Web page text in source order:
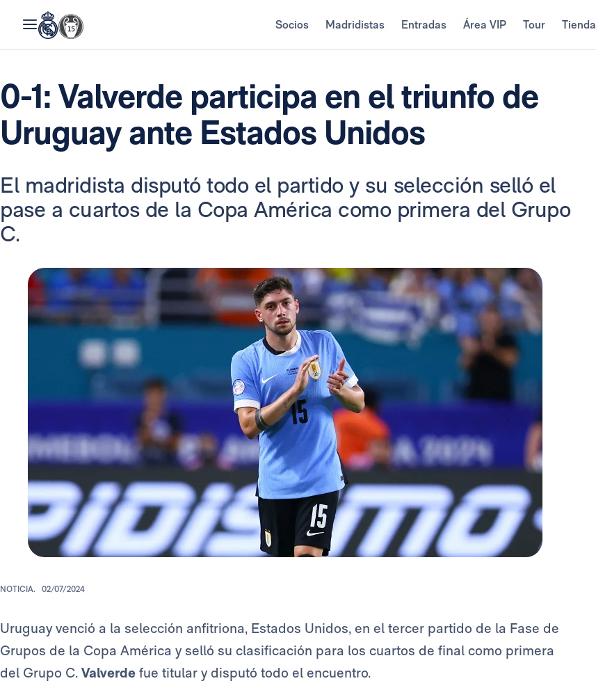
Socios Madridistas Entradas Área VIP Tour Tienda
0-1: Valverde participa en el triunfo de
Uruguay ante Estados Unidos
El madridista disputó todo el partido y su selección selló el
pase a cuartos de la Copa América como primera del Grupo
C.
NOTICIA. 02/07/2024
Uruguay venció a la selección anfitriona, Estados Unidos, en el tercer partido de la Fase de
Grupos de la Copa América y selló su clasificación para los cuartos de final como primera
del Grupo C. Valverde fue titular y disputó todo el encuentro.